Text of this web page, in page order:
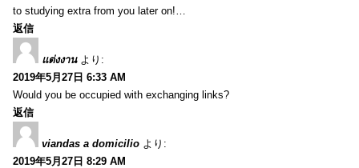
to studying extra from you later on!…
返信
แต่งงาน より:
2019年5月27日 6:33 AM
Would you be occupied with exchanging links?
返信
viandas a domicilio より:
2019年5月27日 8:29 AM